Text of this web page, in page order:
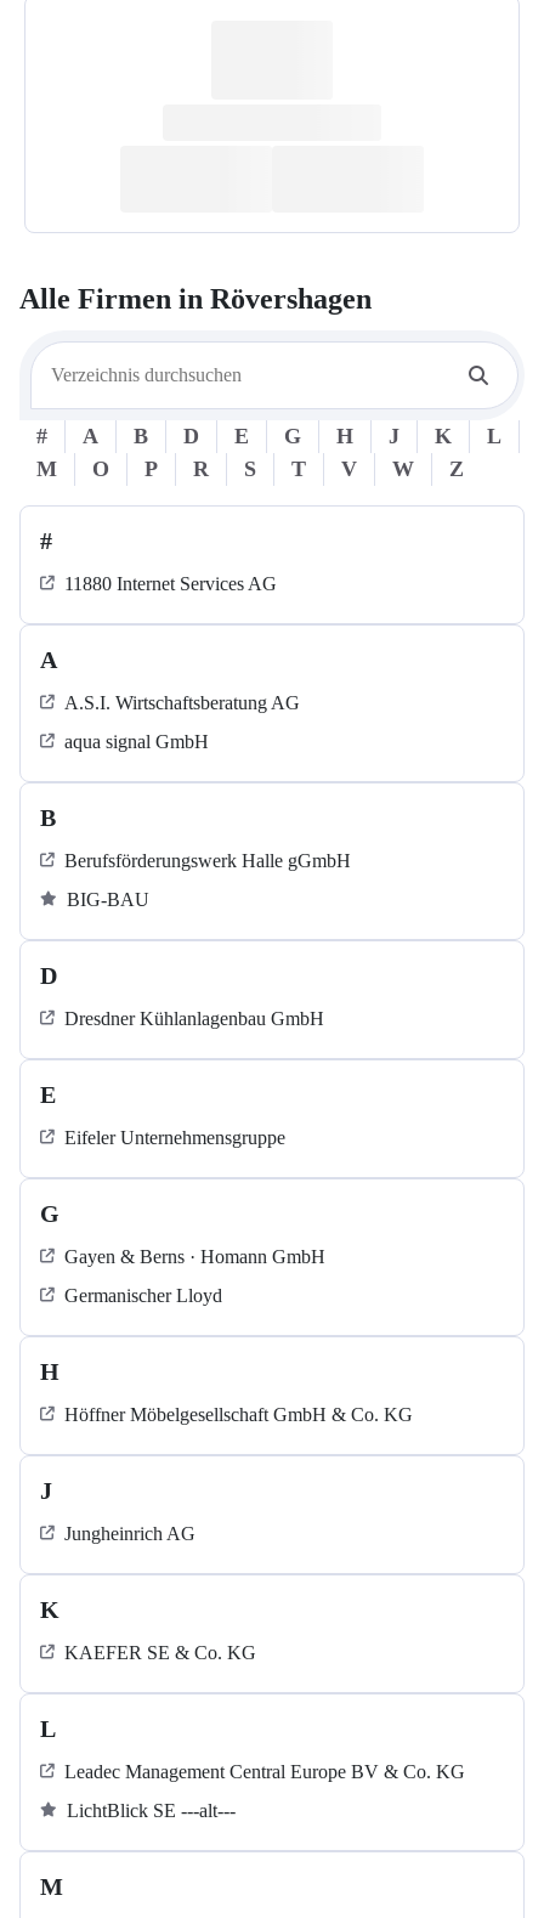
Alle Firmen in Rövershagen
# A B D E G H J K
L
M
O P R S T V W Z
#
11880 Internet Services AG
A
A.S.I. Wirtschaftsberatung AG
aqua signal GmbH
B
Berufsförderungswerk Halle gGmbH
BIG-BAU
D
Dresdner Kühlanlagenbau GmbH
E
Eifeler Unternehmensgruppe
G
Gayen & Berns · Homann GmbH
Germanischer Lloyd
H
Höffner Möbelgesellschaft GmbH & Co. KG
J
Jungheinrich AG
K
KAEFER SE & Co. KG
L
Leadec Management Central Europe BV & Co. KG
LichtBlick SE ---alt---
M